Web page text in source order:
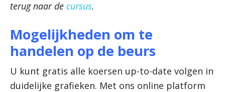
terug naar de cursus.
Mogelijkheden om te
handelen op de beurs
U kunt gratis alle koersen up-to-date volgen in
duidelijke grafieken. Met ons online platform